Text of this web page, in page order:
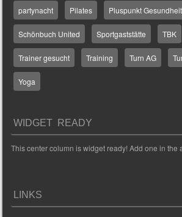
partynacht Pilates Pluspunkt Gesundheit
Schönbuch United Sportgaststätte TBK
Trainer gesucht Training Turn AG
Yoga
WIDGET READY
This center column is widget ready! Add one in the
LINKS